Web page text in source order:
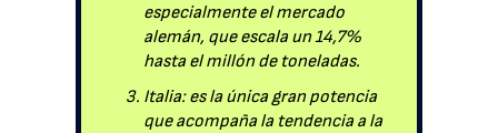
especialmente el mercado
alemán, que escala un 14,7%
hasta el millón de toneladas.
Italia: es la única gran potencia
que acompaña la tendencia a la